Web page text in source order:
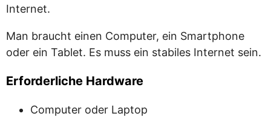
Internet.
Man braucht einen Computer, ein Smartphone
oder ein Tablet. Es muss ein stabiles Internet sein.
Erforderliche Hardware
Computer oder Laptop